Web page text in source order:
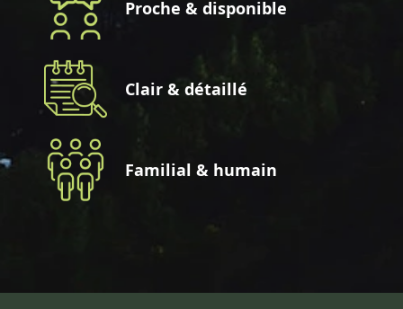
Proche & disponible
Clair & détaillé
Familial & humain